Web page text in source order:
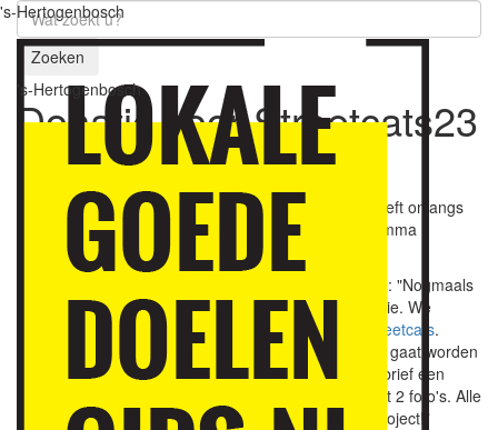
's-Hertogenbosch
's-Hertogenbosch
Zoeken
Donatie voor Streetcats23
mei 2021
Stichting De Zebra, organisatie achter Streetcats, heeft onlangs
een financiële toezegging van vier cijfers voor de komma
ontvangen van een kerkelijke organisatie.
Citaat uit de toekenning van de kerkelijke organisatie: "Nogmaals
veel dank van ons allen voor de geweldige presentatie. We
hebben besloten tot een donatie voor het project
Streetcats.
Graag willen wij weten waar het bedrag aan besteed gaat worden
... Voor onze pr ontvangen wij graag voor de nieuwsbrief een
tekst van maximaal 300 woorden over Streetcats met 2 foto's. Alle
goeds en succes met de afsluiting van het huidige project!"